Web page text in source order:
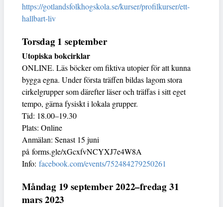
https://gotlandsfolkhogskola.se/kurser/profilkurser/ett-
hallbart-liv
Torsdag 1 september
Utopiska bokcirklar
ONLINE. Läs böcker om fiktiva utopier för att kunna
bygga egna. Under första träffen bildas lagom stora
cirkelgrupper som därefter läser och träffas i sitt eget
tempo, gärna fysiskt i lokala grupper.
Tid: 18.00–19.30
Plats: Online
Anmälan: Senast 15 juni
på forms.gle/xGcxfvNCYXJ7e4W8A
Info: facebook.com/events/752484279250261
Måndag 19 september 2022–fredag 31
mars 2023